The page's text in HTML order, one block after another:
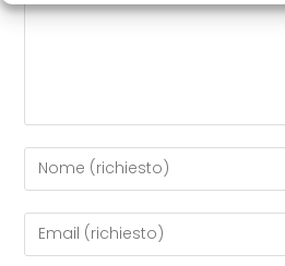
Inserisci
il
tuo
nome
Inserisci
il